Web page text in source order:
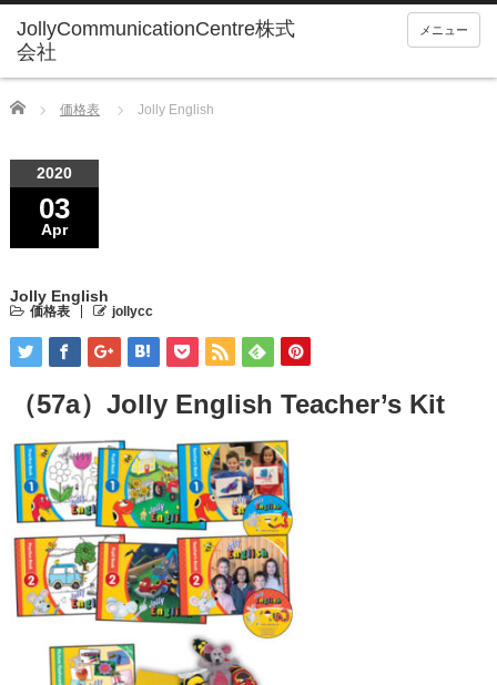
メニュー
Home 価格表 Jolly English
2020
03
Apr
Jolly English
価格表 jollycc
（57a）Jolly English Teacher’s Kit